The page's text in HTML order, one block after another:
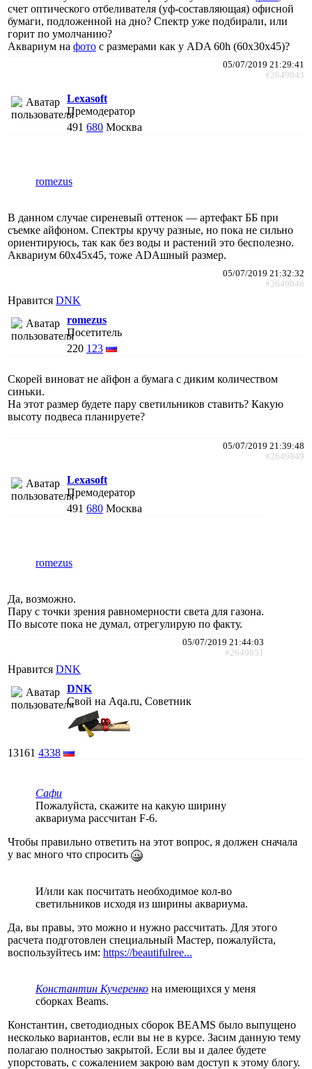
счет оптического отбеливателя (уф-составляющая) офисной
бумаги, подложенной на дно? Спектр уже подбирали, или
горит по умолчанию?
Аквариум на фото с размерами как у ADA 60h (60х30х45)?
05/07/2019 21:29:41
#2649843
Lexasoft
Премодератор
491 680 Москва
romezus
В данном случае сиреневый оттенок — артефакт ББ при
съемке айфоном. Спектры кручу разные, но пока не сильно
ориентируюсь, так как без воды и растений это бесполезно.
Аквариум 60х45х45, тоже ADAшный размер.
05/07/2019 21:32:32
#2649846
Нравится DNK
romezus
Посетитель
220 123
Скорей виноват не айфон а бумага с диким количеством
синьки.
На этот размер будете пару светильников ставить? Какую
высоту подвеса планируете?
05/07/2019 21:39:48
#2649849
Lexasoft
Премодератор
491 680 Москва
romezus
Да, возможно.
Пару с точки зрения равномерности света для газона.
По высоте пока не думал, отрегулирую по факту.
05/07/2019 21:44:03
#2649851
Нравится DNK
DNK
Свой на Aqa.ru, Советник
13161 4338
Сафи
Пожалуйста, скажите на какую ширину
аквариума рассчитан F-6.
Чтобы правильно ответить на этот вопрос, я должен сначала
у вас много что спросить
И/или как посчитать необходимое кол-во
светильников исходя из ширины аквариума.
Да, вы правы, это можно и нужно рассчитать. Для этого
расчета подготовлен специальный Мастер, пожалуйста,
воспользуйтесь им: https://beautifulree...
Константин Кучеренко на имеющихся у меня
сборках Beams.
Константин, светодиодных сборок BEAMS было выпущено
несколько вариантов, если вы не в курсе. Засим данную тему
полагаю полностью закрытой. Если вы и далее будете
упорстовать, с сожалением закрою вам доступ к этому блогу.